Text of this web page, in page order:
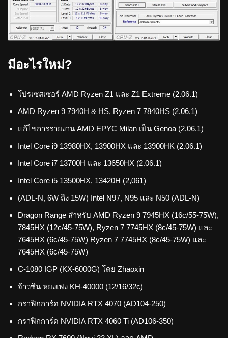
มีอะไรใหม่?
โปรเซสเซอร์ AMD Ryzen Z1 และ Z1 Extreme (2.06.1)
AMD Ryzen 9 7940H & HS, Ryzen 7 7840HS (2.06.1)
แก้ไขการรายงาน AMD EPYC Milan เป็น Genoa (2.06.1)
Intel Core i9 13980HX, 13900HX และ 13900HK (2.06.1)
Intel Core i7 13700H และ 13650HX (2.06.1)
Intel Core i5 13500HX, 13420H (2,061)
(ADL-N, 6W ถึง 15W) Intel N97, N95 และ N50 (ADL-N)
Dragon Range สำหรับ AMD Ryzen 9 7945HX (16c/55-75W),
7845HX (12c/45-75W), Ryzen 7 7745HX (8c/45-75W) และ
7645HX (6c/45-75W) Ryzen 7 7745HX (8c/45-75W) และ
7645HX (6c/45-75W)
C-1080 IGP (KX-6000G) โดย Zhaoxin
จ้าวซิน หยงเฟง KH-40000 (12/16/32c)
กราฟิกการ์ด NVIDIA RTX 4070 (AD104-250)
กราฟิกการ์ด NVIDIA RTX 4060 Ti (AD106-350)